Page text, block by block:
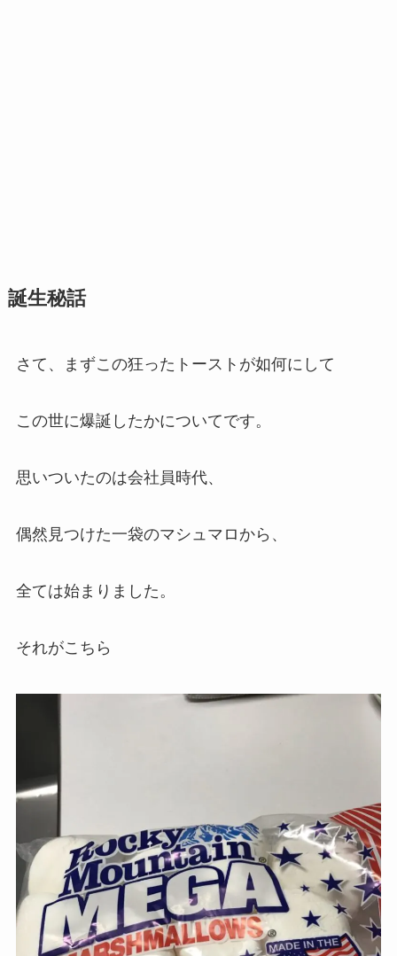
誕生秘話
さて、まずこの狂ったトーストが如何にして
この世に爆誕したかについてです。
思いついたのは会社員時代、
偶然見つけた一袋のマシュマロから、
全ては始まりました。
それがこちら